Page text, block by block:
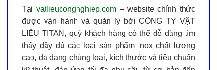
Tại vatlieucongnghiep.com – website chính thức
được vận hành và quản lý bởiCÔNG TY VẬT
LIỆU TITAN , quý khách hàng có thể dễ dàng tìm
thấy đầy đủ các loại sản phẩm Inox chất lượng
cao, đa dạng chủng loại, kích thước và tiêu chuẩn